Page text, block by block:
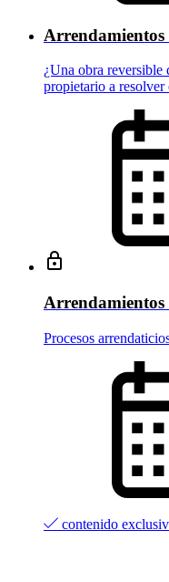
¿Una obra reversible
propietario a resolver
Procesos
contenido